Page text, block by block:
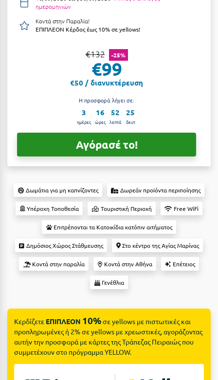
Αργολίδα
Αριδαία
Αχαΐα
Βansko
Βραχάτι Κορινθίας
Βυτίνα
Γλυφάδα
Γρεβενά
Ξενοδοχεία 4 Αστέρων
Camping
Suites
Δες όλες τις προσφορές
Δες όλα τα πακέτα διακοπών
ημερομηνιών
Κοντά στην Παραλία!
ΕΠΙΠΛΕΟΝ Κέρδος έως 10% σε yellows!
€132 -25%
€99
€50 / διανυκτέρευση
Η προσφορά λήγει σε:
3
ημέρες
16
ώρες
52
λεπτά
24
δευτ
Αγόρασέ το!
Δωμάτια για μη καπνίζοντες Δωρεάν προϊόντα περιποίησης
Υπέροχη Τοποθεσία Τουριστική Περιοχή Free WiFi
Επιτρέπονται τα Κατοικίδια κατόπιν αιτήματος
Δημόσιος Χώρος Στάθμευσης Στο κέντρο της Αγίας Μαρίνας
Κοντά στην παραλία Κοντά στην Αθήνα Επέτειος
Γενέθλια
Κερδίζετε ΕΠΙΠΛΕΟΝ 10%σε yellows με πιστωτικές και
προπληρωμένες ή 2% σε yellows με χρεωστικές, αγοράζοντας
αυτήν την προσφορά με κάρτες της Τράπεζας Πειραιώς που
συμμετέχουν στο πρόγραμμα YELLOW.